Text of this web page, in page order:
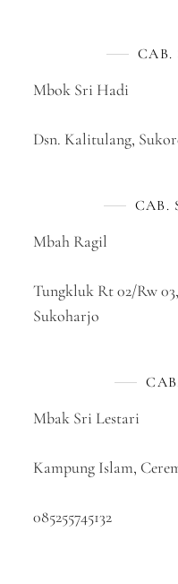
CAB.
Mbok Sri Hadi
Dsn. Kalitulang,
CAB.
Mbah Ragil
Tungkluk Rt 02/Rw
Sukoharjo
Mbak Sri Lestari
Kampung Islam,
085255745132